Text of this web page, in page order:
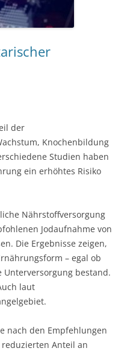
der
Knochenbildung
Studien haben
ein erhöhtes Risiko
Nährstoffversorgung
Jodaufnahme von
Die Ergebnisse zeigen,
– egal ob
Unterversorgung bestand.
laut
nach den Empfehlungen
Anteil an